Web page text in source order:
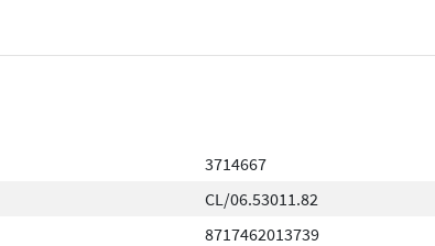
3714667
CL/06.53011.82
8717462013739